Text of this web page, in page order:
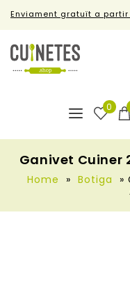
Enviament gratuït a
0
Ganivet Cuiner
Home » Botiga »